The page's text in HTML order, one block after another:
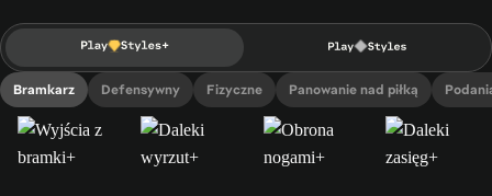
Bramkarz Defensywny Fizyczne Panowanie nad piłką